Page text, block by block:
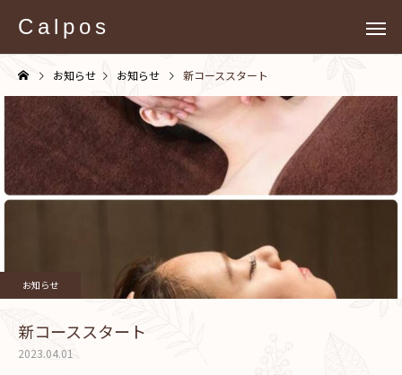
Calpos
お知らせ お知らせ 新コーススタート
お知らせ
新コーススタート
2023.04.01